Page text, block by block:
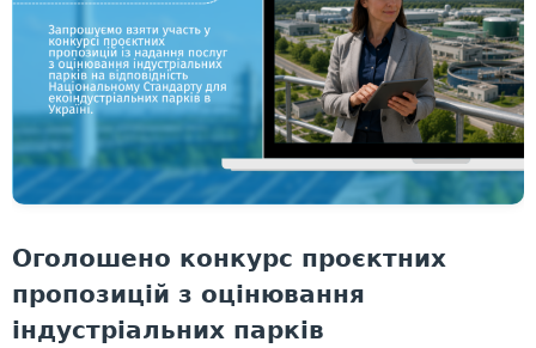
Оголошено конкурс проєктних
пропозицій з оцінювання
індустріальних парків